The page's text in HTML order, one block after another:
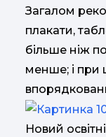
Загалом
плакати,
більше ніж
менше; і при
Новий